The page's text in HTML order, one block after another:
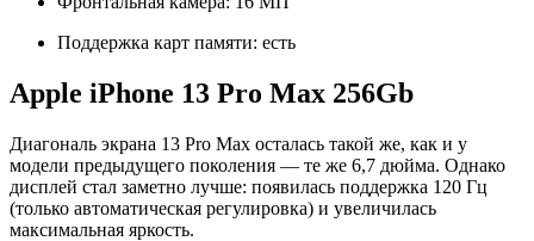
Поддержка карт памяти: есть
Apple iPhone 13 Pro Max 256Gb
Диагональ экрана 13 Pro Max осталась такой же, как и у
модели предыдущего поколения — те же 6,7 дюйма. Однако
дисплей стал заметно лучше: появилась поддержка 120 Гц
(только автоматическая регулировка) и увеличилась
максимальная яркость.